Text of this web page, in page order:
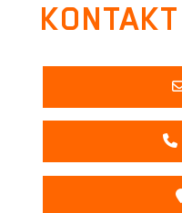
KONTAKT